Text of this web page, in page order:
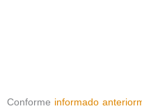
Conforme informado